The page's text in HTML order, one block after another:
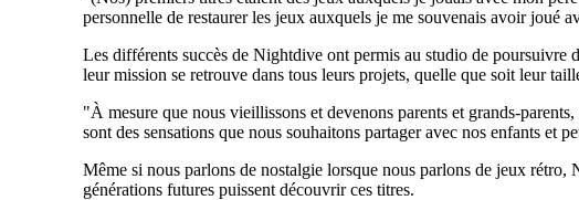
personnelle de restaurer les jeux auxquels je me souvenais avoir joué
Les différents succès de Nightdive ont permis au studio de poursuivre
leur mission se retrouve dans tous leurs projets, quelle que soit leur
"À mesure que nous vieillissons et devenons parents et grands-
sont des sensations que nous souhaitons partager avec nos enfants et
Même si nous parlons de nostalgie lorsque nous parlons de jeux rétro,
générations futures puissent découvrir ces titres.